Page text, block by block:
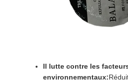
Il lutte contre les
environnementaux: